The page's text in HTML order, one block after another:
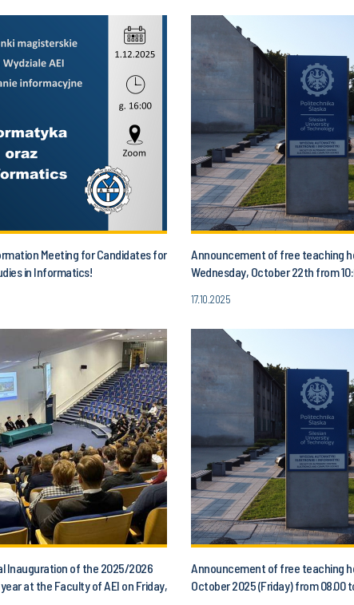
Meeting for Candidates for
in Informatics!
Announcement of free teaching
Wednesday, October 22th from
17.10.2025
Inauguration of the 2025/2026
at the Faculty of AEI on Friday,
Announcement of free teaching
October 2025 (Friday) from 08.00